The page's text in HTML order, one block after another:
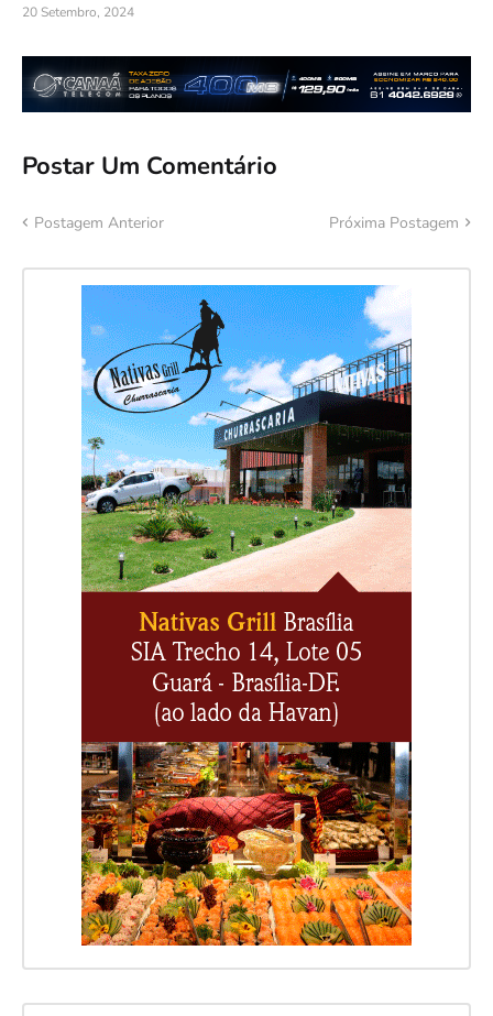
20 Setembro, 2024
Postar Um Comentário
Postagem Anterior Próxima Postagem